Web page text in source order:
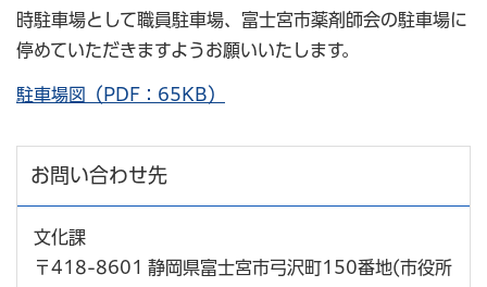
時駐車場として職員駐車場、富士宮市薬剤師会の駐車場に
停めていただきますようお願いいたします。
駐車場図（PDF：65KB）
お問い合わせ先
文化課
〒418-8601 静岡県富士宮市弓沢町150番地(市役所